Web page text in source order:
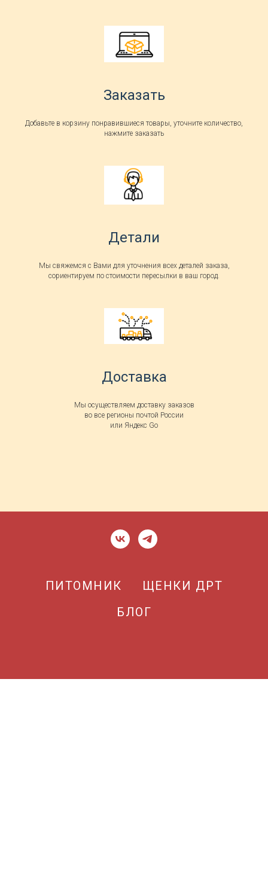
Заказать
Добавьте в корзину понравившиеся товары, уточните количество,
нажмите заказать
Детали
Мы свяжемся с Вами для уточнения всех деталей заказа,
сориентируем по стоимости пересылки в ваш город.
Доставка
Мы осуществляем доставку заказов
во все регионы почтой России
или Яндекс Go
ПИТОМНИК
ЩЕНКИ ДРТ
БЛОГ